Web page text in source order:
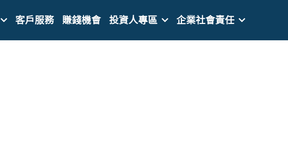
客戶服務 賺錢機會 投資人專區 企業社會責任